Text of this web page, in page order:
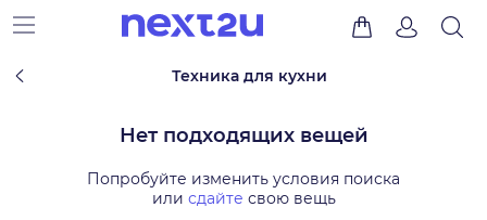
Техника для кухни
Нет подходящих вещей
Попробуйте изменить условия поиска
или сдайте свою вещь